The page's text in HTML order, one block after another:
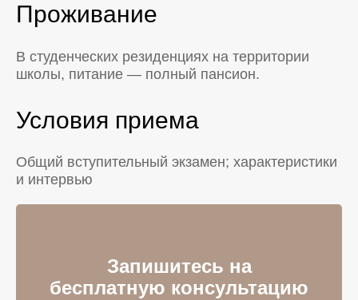
Проживание
В студенческих резиденциях на территории
школы, питание — полный пансион.
Условия приема
Общий вступительный экзамен; характеристики
и интервью
Запишитесь на
бесплатную консультацию